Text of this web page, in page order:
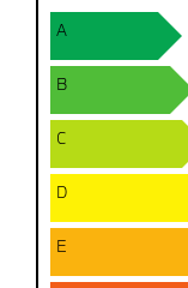
A
B
C
D
E